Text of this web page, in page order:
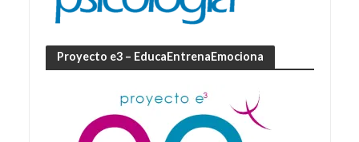
Proyecto e3 – EducaEntrenaEmociona